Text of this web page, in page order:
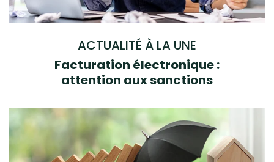
ACTUALITÉ À LA UNE
Facturation électronique :
attention aux sanctions